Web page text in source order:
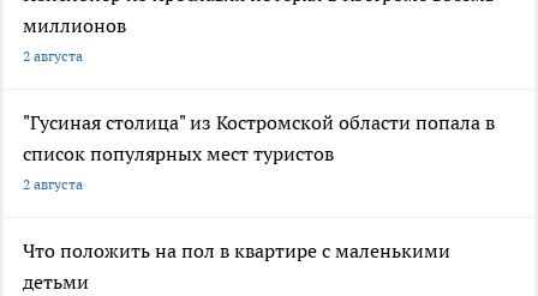
миллионов
2 августа
"Гусиная столица" из Костромской области попала в
список популярных мест туристов
2 августа
Что положить на пол в квартире с маленькими
детьми